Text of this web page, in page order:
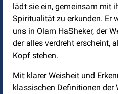
lädt sie ein, gemeinsam mit
Spiritualität zu erkunden. Er
uns in Olam HaSheker, der
der alles verdreht erscheint,
Kopf stehen.
Mit klarer Weisheit und
klassischen Definitionen der